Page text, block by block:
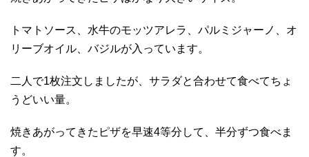
トマトソース、水牛のモッツアレラ、パルミジャーノ、オ
リーブオイル、バジルが入っています。
二人で1枚注文しましたが、サラダと合わせて食べてちょ
うどいい量。
焼きあがってきたピザを早速4等分して、半分ずつ食べま
す。